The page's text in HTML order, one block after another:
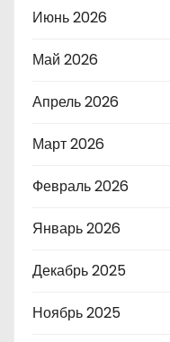
Июнь 2026
Май 2026
Апрель 2026
Март 2026
Февраль 2026
Январь 2026
Декабрь 2025
Ноябрь 2025